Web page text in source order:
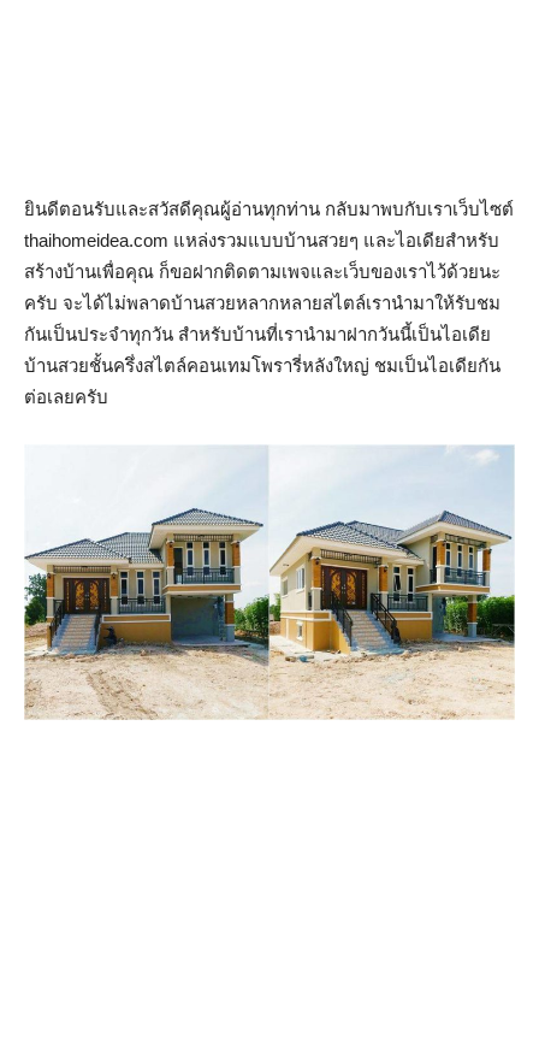
ยินดีตอนรับและสวัสดีคุณผู้อ่านทุกท่าน กลับมาพบกับเราเว็บไซต์
thaihomeidea.com แหล่งรวมแบบบ้านสวยๆ และไอเดียสำหรับ
สร้างบ้านเพื่อคุณ ก็ขอฝากติดตามเพจและเว็บของเราไว้ด้วยนะ
ครับ จะได้ไม่พลาดบ้านสวยหลากหลายสไตล์เรานำมาให้รับชม
กันเป็นประจำทุกวัน สำหรับบ้านที่เรานำมาฝากวันนี้เป็นไอเดีย
บ้านสวยชั้นครึ่งสไตล์คอนเทมโพรารี่หลังใหญ่ ชมเป็นไอเดียกัน
ต่อเลยครับ